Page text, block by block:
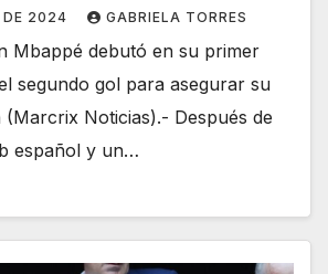
DE 2024 GABRIELA TORRES
Mbappé debutó en su primer
segundo gol para asegurar su
Noticias).- Después de
español y un…